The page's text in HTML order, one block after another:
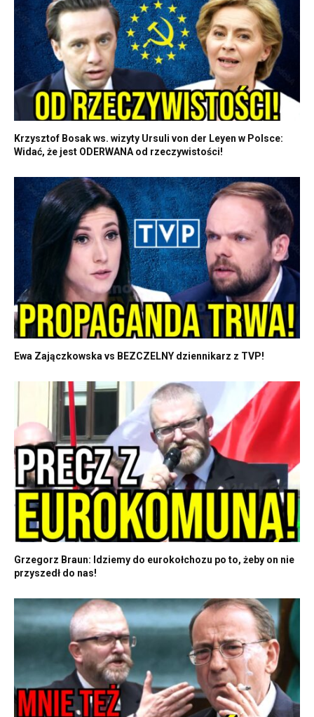
Krzysztof Bosak ws. wizyty Ursuli von der Leyen w Polsce:
Widać, że jest ODERWANA od rzeczywistości!
Ewa Zajączkowska vs BEZCZELNY dziennikarz z TVP!
Grzegorz Braun: Idziemy do eurokołchozu po to, żeby on nie
przyszedł do nas!